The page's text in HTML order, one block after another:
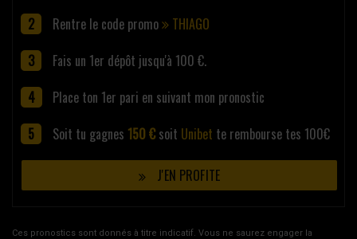
Rentre le code promo
THIAGO
Fais un 1er dépôt jusqu'à 100 €.
Place ton 1er pari en suivant mon pronostic
Soit tu gagnes 150 € soit Unibet te rembourse tes 100€
J'EN PROFITE
Ces pronostics sont donnés à titre indicatif. Vous ne saurez engager la